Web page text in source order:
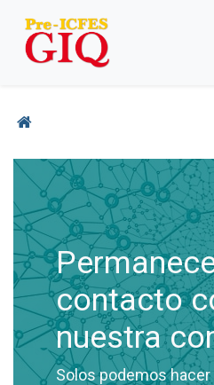
contacto
nuestra
Solos podemos